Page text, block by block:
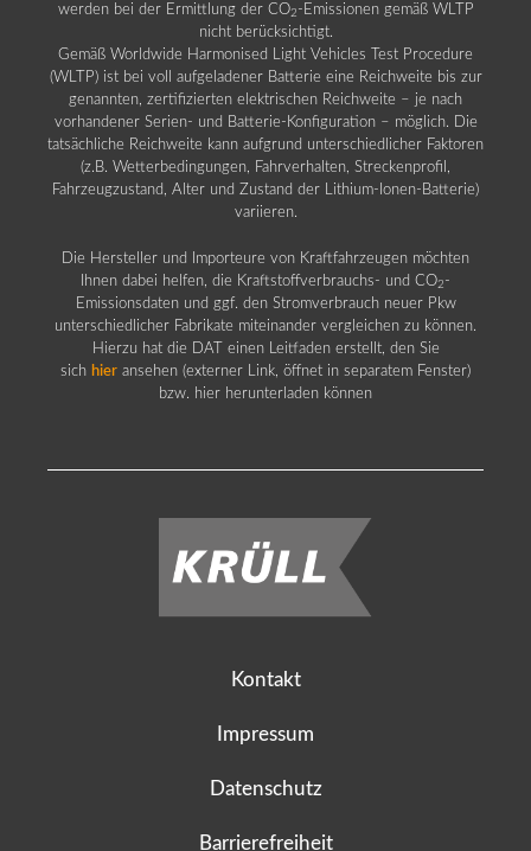
werden bei der Ermittlung der CO2 -Emissionen gemäß WLTP
nicht berücksichtigt.
Gemäß Worldwide Harmonised Light Vehicles Test Procedure
(WLTP) ist bei voll aufgeladener Batterie eine Reichweite bis zur
genannten, zertifizierten elektrischen Reichweite – je nach
vorhandener Serien- und Batterie-Konfiguration – möglich. Die
tatsächliche Reichweite kann aufgrund unterschiedlicher Faktoren
(z.B. Wetterbedingungen, Fahrverhalten, Streckenprofil,
Fahrzeugzustand, Alter und Zustand der Lithium-Ionen-Batterie)
variieren.
Die Hersteller und Importeure von Kraftfahrzeugen möchten
Ihnen dabei helfen, die Kraftstoffverbrauchs- und CO2 -
Emissionsdaten und ggf. den Stromverbrauch neuer Pkw
unterschiedlicher Fabrikate miteinander vergleichen zu können.
Hierzu hat die DAT einen Leitfaden erstellt, den Sie
sich hier ansehen (externer Link, öffnet in separatem Fenster)
bzw. hier herunterladen können
Kontakt
Impressum
Datenschutz
Barrierefreiheit